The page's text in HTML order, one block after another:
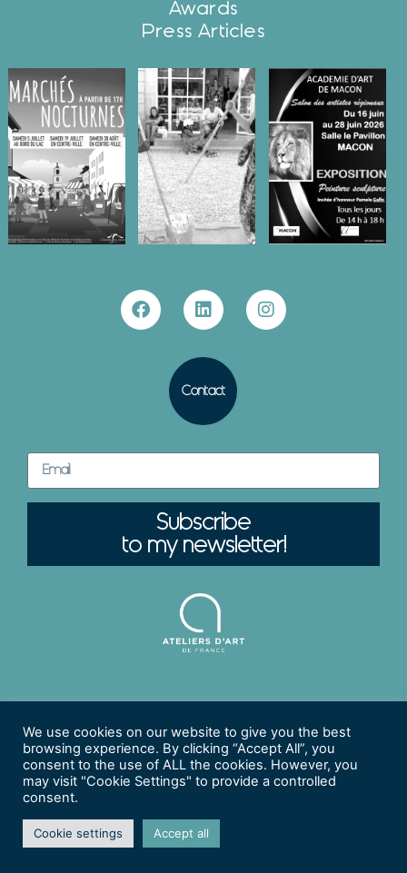
Awards
Press Articles
Contact
Subscribe
to my newsletter!
© 2026 Christine DEBONNAIRE - Tous Droits Réservés.
© Web IntegrationVisuel & Développement| © Graphic
Design Studio RUBICOM | © Photo Credits
Vincent
We use cookies on our website to give you the best
browsing experience. By clicking “Accept All”, you
consent to the use of ALL the cookies. However, you
may visit "Cookie Settings" to provide a controlled
consent.
Cookie settings Accept all